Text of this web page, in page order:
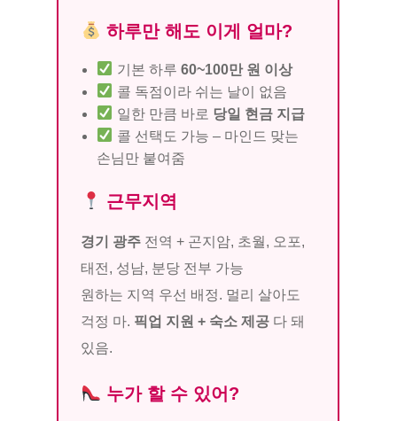
하루만 해도 이게 얼마?
기본 하루 60~100만 원 이상
콜 독점이라 쉬는 날이 없음
일한 만큼 바로 당일 현금 지급
콜 선택도 가능 – 마인드 맞는
손님만 붙여줌
근무지역
경기 광주 전역 + 곤지암, 초월, 오포,
태전, 성남, 분당 전부 가능
원하는 지역 우선 배정. 멀리 살아도
걱정 마. 픽업 지원 + 숙소 제공 다 돼
있음.
누가 할 수 있어?